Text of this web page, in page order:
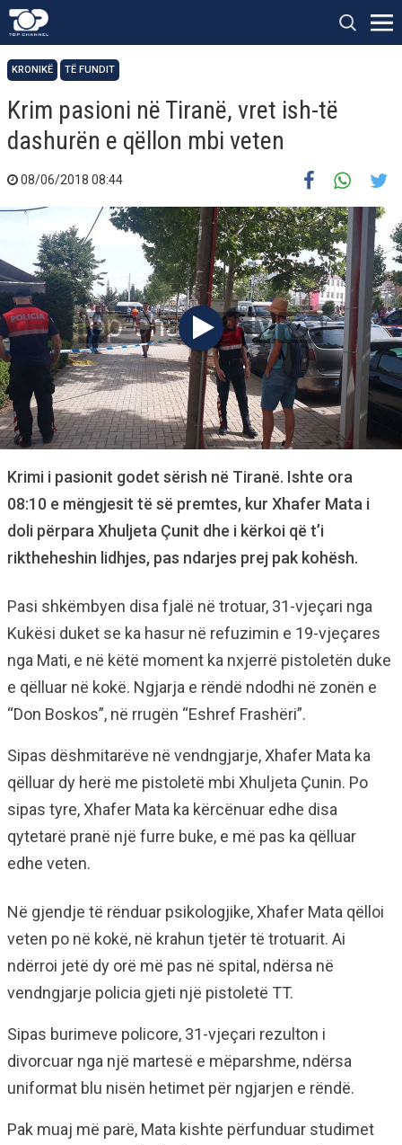
KRONIKË TË FUNDIT
Krim pasioni në Tiranë, vret ish-të
dashurën e qëllon mbi veten
08/06/2018 08:44
Krimi i pasionit godet sërish në Tiranë. Ishte ora
08:10 e mëngjesit të së premtes, kur Xhafer Mata i
doli përpara Xhuljeta Çunit dhe i kërkoi që t’i
riktheheshin lidhjes, pas ndarjes prej pak kohësh.
Pasi shkëmbyen disa fjalë në trotuar, 31-vjeçari nga
Kukësi duket se ka hasur në refuzimin e 19-vjeçares
nga Mati, e në këtë moment ka nxjerrë pistoletën duke
e qëlluar në kokë. Ngjarja e rëndë ndodhi në zonën e
“Don Boskos”, në rrugën “Eshref Frashëri”.
Sipas dëshmitarëve në vendngjarje, Xhafer Mata ka
qëlluar dy herë me pistoletë mbi Xhuljeta Çunin. Po
sipas tyre, Xhafer Mata ka kërcënuar edhe disa
qytetarë pranë një furre buke, e më pas ka qëlluar
edhe veten.
Në gjendje të rënduar psikologjike, Xhafer Mata qëlloi
veten po në kokë, në krahun tjetër të trotuarit. Ai
ndërroi jetë dy orë më pas në spital, ndërsa në
vendngjarje policia gjeti një pistoletë TT.
Sipas burimeve policore, 31-vjeçari rezulton i
divorcuar nga një martesë e mëparshme, ndërsa
uniformat blu nisën hetimet për ngjarjen e rëndë.
Pak muaj më parë, Mata kishte përfunduar studimet